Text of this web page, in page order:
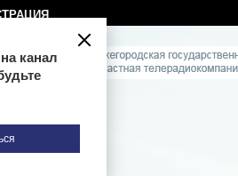
канал